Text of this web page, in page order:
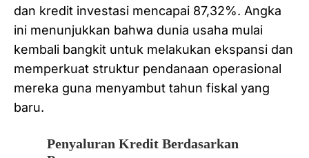
dan kredit investasi mencapai 87,32%. Angka
ini menunjukkan bahwa dunia usaha mulai
kembali bangkit untuk melakukan ekspansi dan
memperkuat struktur pendanaan operasional
mereka guna menyambut tahun fiskal yang
baru.